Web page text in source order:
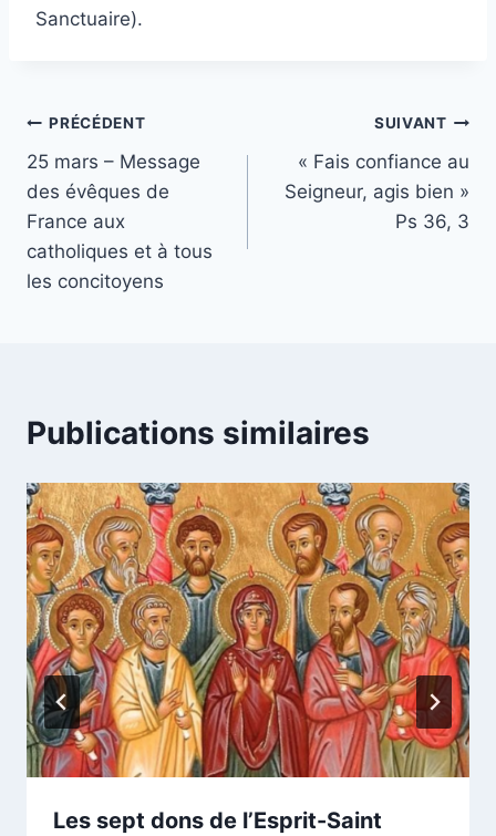
Sanctuaire).
Navigation
de
l’article
PRÉCÉDENT
25 mars – Message
des évêques de
France aux
catholiques et à tous
les concitoyens
SUIVANT
« Fais confiance au
Seigneur, agis bien »
Ps 36, 3
Publications similaires
Les sept dons de l’Esprit-Saint